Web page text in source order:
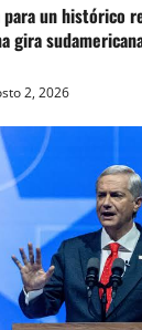
un histórico
gira
2, 2026